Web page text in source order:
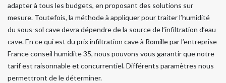
adapter à tous les budgets, en proposant des solutions sur
mesure. Toutefois, la méthode à appliquer pour traiter l’humidité
du sous-sol cave devra dépendre de la source de l’infiltration d’eau
cave. En ce qui est du prix infiltration cave à Romille par l’entreprise
France conseil humidite 35, nous pouvons vous garantir que notre
tarif est raisonnable et concurrentiel. Différents paramètres nous
permettront de le déterminer.